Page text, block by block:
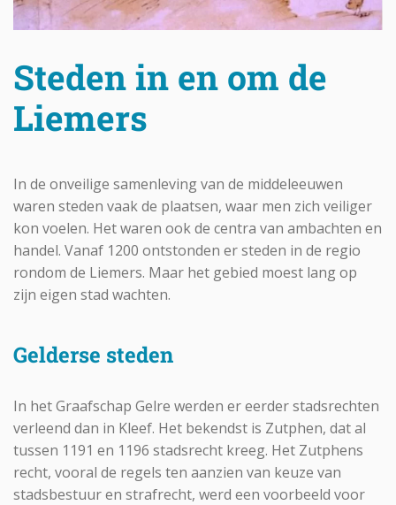
Steden in en om de
Liemers
In de onveilige samenleving van de middeleeuwen
waren steden vaak de plaatsen, waar men zich veiliger
kon voelen. Het waren ook de centra van ambachten en
handel. Vanaf 1200 ontstonden er steden in de regio
rondom de Liemers. Maar het gebied moest lang op
zijn eigen stad wachten.
Gelderse steden
In het Graafschap Gelre werden er eerder stadsrechten
verleend dan in Kleef. Het bekendst is Zutphen, dat al
tussen 1191 en 1196 stadsrecht kreeg. Het Zutphens
recht, vooral de regels ten aanzien van keuze van
stadsbestuur en strafrecht, werd een voorbeeld voor